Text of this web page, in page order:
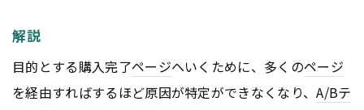
解説
目的とする購入完了ページヘいくために、多くのページ
を経由すればするほど原因が特定ができなくなり、A/Bテ